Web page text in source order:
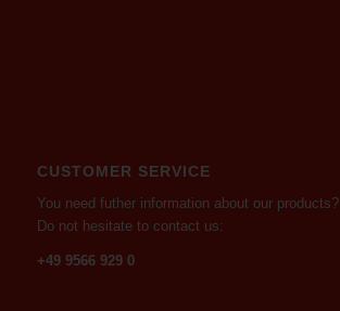
CUSTOMER SERVICE
You need futher information about our products?
Do not hesitate to contact us:
+49 9566 929 0